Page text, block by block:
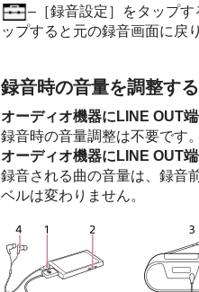
–［録音設定］をタップす
ップすると元の録音画面に戻
録音時の音量を調整する
オーディオ機器にLINE OUT
録音時の音量調整は不要です
オーディオ機器にLINE OUT
録音される曲の音量は、録音
ベルは変わりません。